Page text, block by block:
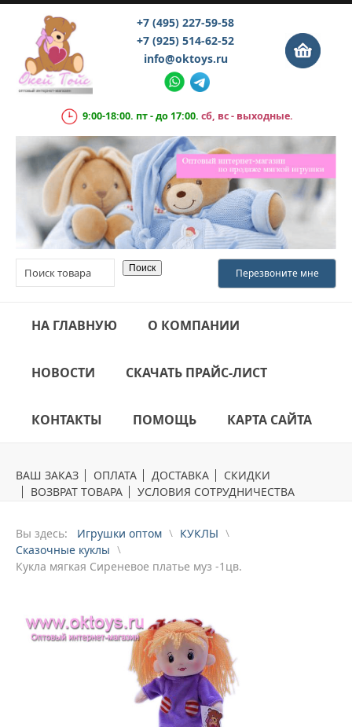
+7 (495) 227-59-58
+7 (925) 514-62-52
info@oktoys.ru
9:00-18:00. пт - до 17:00. сб, вс - выходные.
НА ГЛАВНУЮ О КОМПАНИИ
НОВОСТИ СКАЧАТЬ ПРАЙС-ЛИСТ
КОНТАКТЫ ПОМОЩЬ КАРТА САЙТА
ВАШ ЗАКАЗ ОПЛАТА ДОСТАВКА
СКИДКИ
ВОЗВРАТ ТОВАРА
УСЛОВИЯ СОТРУДНИЧЕСТВА
Вы здесь: Игрушки оптом
КУКЛЫ
Сказочные куклы
Кукла мягкая Сиреневое платье муз -1цв.